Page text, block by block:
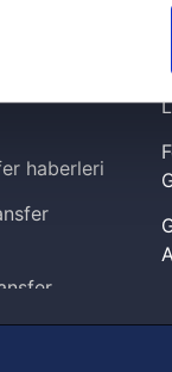
bu
sunabilmek
kişisel
Diğer
aşağıda
Korunması
haberleri